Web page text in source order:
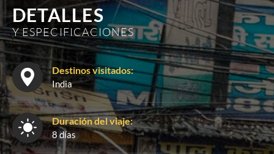
DETALLES
Y ESPECIFICACIONES
Destinos visitados:
India
Duración del viaje:
8 días